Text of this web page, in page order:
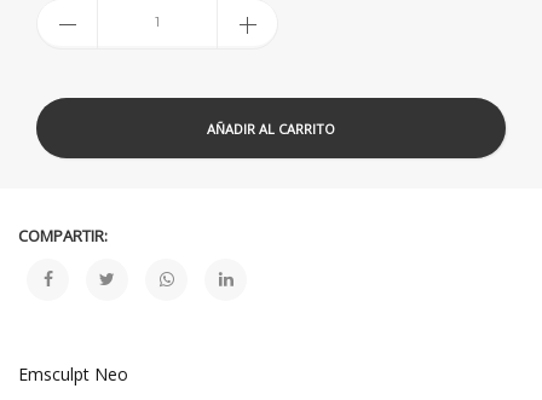
AÑADIR AL CARRITO
COMPARTIR:
Emsculpt Neo